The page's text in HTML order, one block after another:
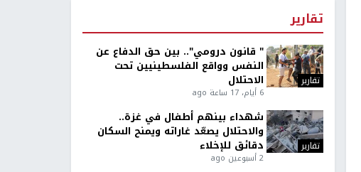
تقارير
تقارير
" قانون درومي".. بين حق الدفاع عن
النفس وواقع الفلسطينيين تحت
الاحتلال
6 أيام، 17 ساعة ago
تقارير
شهداء بينهم أطفال في غزة..
والاحتلال يصعّد غاراته ويمنح السكان
دقائق للإخلاء
2 أسبوعين ago